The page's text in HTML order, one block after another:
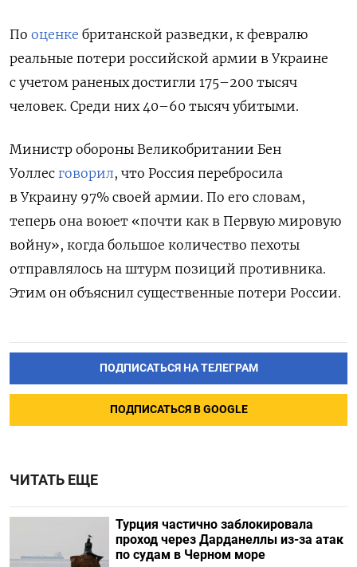
По оценке британской разведки, к февралю
реальные потери российской армии в Украине
с учетом раненых достигли 175–200 тысяч
человек. Среди них 40–60 тысяч убитыми.
Министр обороны Великобритании Бен
Уоллес говорил, что Россия перебросила
в Украину 97% своей армии. По его словам,
теперь она воюет «почти как в Первую мировую
войну», когда большое количество пехоты
отправлялось на штурм позиций противника.
Этим он объяснил существенные потери России.
ПОДПИСАТЬСЯ НА ТЕЛЕГРАМ
ПОДПИСАТЬСЯ В GOOGLE
ЧИТАТЬ ЕЩЕ
Турция частично заблокировала
проход через Дарданеллы из-за атак
по судам в Черном море